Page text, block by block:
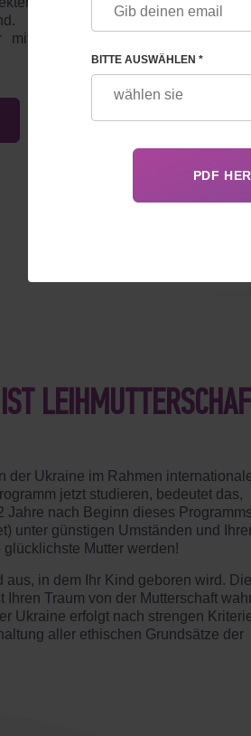
Mit dem
mit 100 %
der Ukraine im Rahmen
jetzt studieren, bedeutet das,
Jahre nach Beginn dieses Programms
unter günstigen Umständen und
Mutter werden!
in dem Ihr Kind geboren wird. Die
Traum von der Mutterschaft
Ukraine erfolgt nach strengen
aller ethischen Grundsätze der
BITTE AUSWÄHLEN *